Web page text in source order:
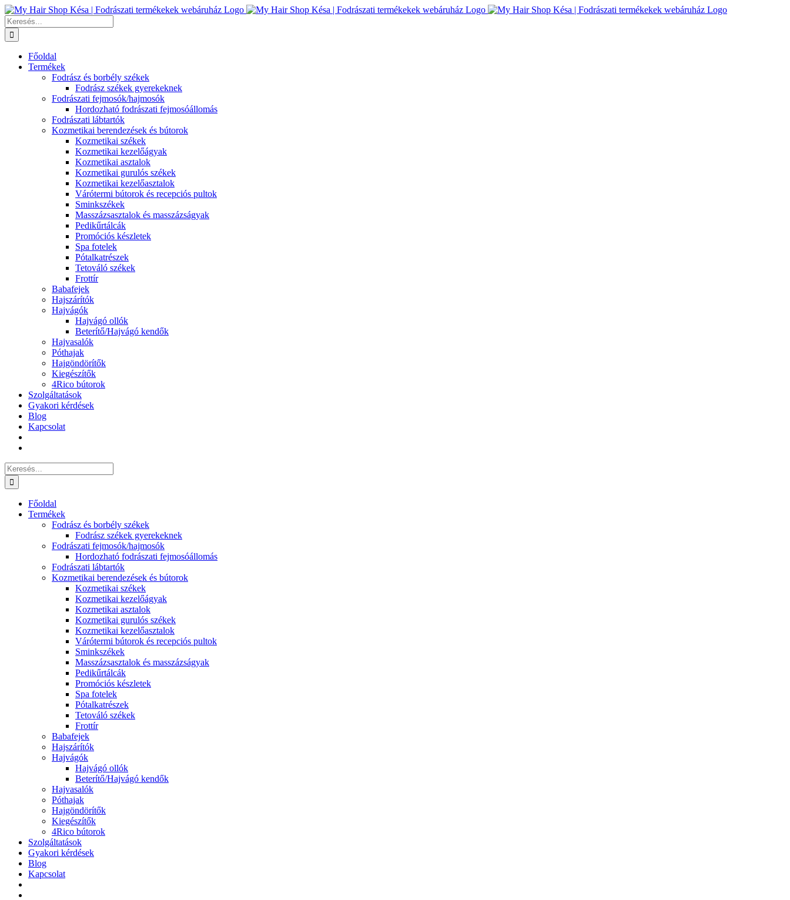
Kihagyás
Keresés...
Főoldal
Termékek
Fodrász és borbély székek
Fodrász székek gyerekeknek
Fodrászati fejmosók/hajmosók
Hordozható fodrászati fejmosóállomás
Fodrászati lábtartók
Kozmetikai berendezések és bútorok
Kozmetikai székek
Kozmetikai kezelőágyak
Kozmetikai asztalok
Kozmetikai gurulós székek
Kozmetikai kezelőasztalok
Várótermi bútorok és recepciós pultok
Sminkszékek
Masszázsasztalok és masszázságyak
Pedikűrtálcák
Promóciós készletek
Spa fotelek
Pótalkatrészek
Tetováló székek
Frottír
Babafejek
Hajszárítók
Hajvágók
Hajvágó ollók
Beterítő/Hajvágó kendők
Hajvasalók
Póthajak
Hajgöndörítők
Kiegészítők
4Rico bútorok
Szolgáltatások
Gyakori kérdések
Blog
Kapcsolat
Keresés...
Főoldal
Termékek
Fodrász és borbély székek
Fodrász székek gyerekeknek
Fodrászati fejmosók/hajmosók
Hordozható fodrászati fejmosóállomás
Fodrászati lábtartók
Kozmetikai berendezések és bútorok
Kozmetikai székek
Kozmetikai kezelőágyak
Kozmetikai asztalok
Kozmetikai gurulós székek
Kozmetikai kezelőasztalok
Várótermi bútorok és recepciós pultok
Sminkszékek
Masszázsasztalok és masszázságyak
Pedikűrtálcák
Promóciós készletek
Spa fotelek
Pótalkatrészek
Tetováló székek
Frottír
Babafejek
Hajszárítók
Hajvágók
Hajvágó ollók
Beterítő/Hajvágó kendők
Hajvasalók
Póthajak
Hajgöndörítők
Kiegészítők
4Rico bútorok
Szolgáltatások
Gyakori kérdések
Blog
Kapcsolat